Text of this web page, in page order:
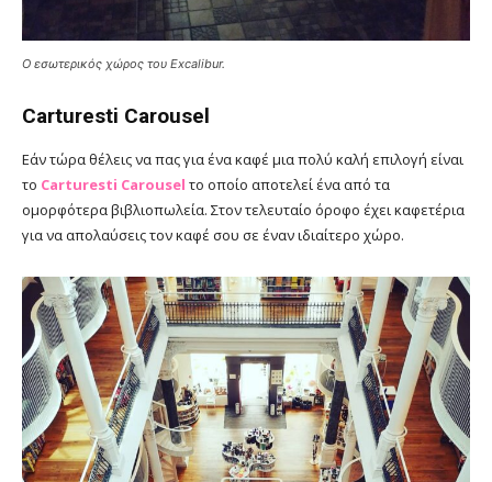
Ο εσωτερικός χώρος του Excalibur.
Carturesti Carousel
Εάν τώρα θέλεις να πας για ένα καφέ μια πολύ καλή επιλογή είναι
το Carturesti Carousel το οποίο αποτελεί ένα από τα
ομορφότερα βιβλιοπωλεία. Στον τελευταίο όροφο έχει καφετέρια
για να απολαύσεις τον καφέ σου σε έναν ιδιαίτερο χώρο.